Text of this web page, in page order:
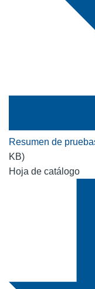
Resumen de
KB)
Hoja de catálogo